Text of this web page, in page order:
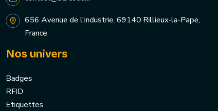
656 Avenue de l'industrie, 69140 Rillieux-la-Pape,
France
Nos univers
Badges
RFID
Etiquettes